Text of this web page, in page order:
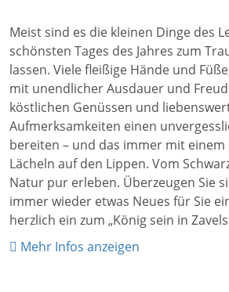
Meist sind es die kleinen Dinge des
schönsten Tages des Jahres zum
lassen. Viele fleißige Hände und
mit unendlicher Ausdauer und
köstlichen Genüssen und
Aufmerksamkeiten einen
bereiten – und das immer mit
Lächeln auf den Lippen. Vom
Natur pur erleben. Überzeugen Sie
immer wieder etwas Neues für Sie
herzlich ein zum „König sein in
Mehr Infos anzeigen